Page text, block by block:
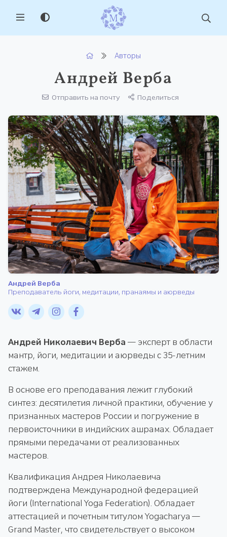
MENU
Авторы
Андрей Верба
Отправить на почту Поделиться
Андрей Верба
Преподаватель йоги, медитации, пранаямы и аюрведы
Андрей Николаевич Верба — эксперт в области
мантр, йоги, медитации и аюрведы с 35-летним
стажем.
В основе его преподавания лежит глубокий
синтез: десятилетия личной практики, обучение у
признанных мастеров России и погружение в
первоисточники в индийских ашрамах. Обладает
прямыми передачами от реализованных
мастеров.
Квалификация Андрея Николаевича
подтверждена Международной федерацией
йоги (International Yoga Federation). Обладает
аттестацией и почетным титулом Yogacharya —
Grand Master, что свидетельствует о высоком